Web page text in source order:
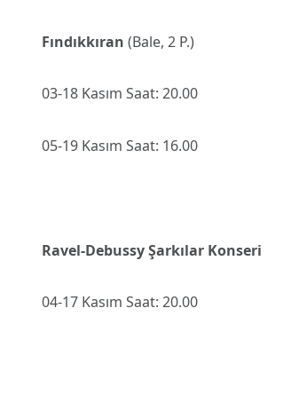
Fındıkkıran (Bale, 2 P.)
03-18 Kasım Saat: 20.00
05-19 Kasım Saat: 16.00
Ravel-Debussy Şarkılar Konseri
04-17 Kasım Saat: 20.00